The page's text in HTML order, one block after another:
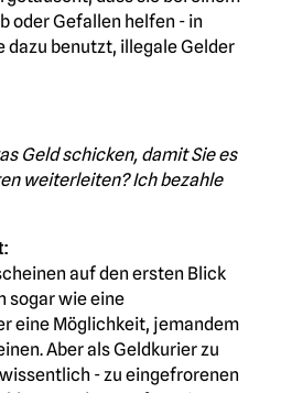
oder Gefallen helfen - in
benutzt, illegale Gelder
Geld schicken, damit Sie es
weiterleiten? Ich bezahle
auf den ersten Blick
sogar wie eine
eine Möglichkeit, jemandem
Aber als Geldkurier zu
- zu eingefrorenen